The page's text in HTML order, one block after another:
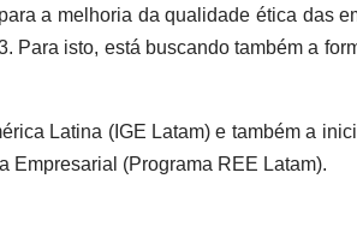
a melhoria da qualidade ética das
isto, está buscando também a
Latina (IGE Latam) e também a
Empresarial (Programa REE Latam).